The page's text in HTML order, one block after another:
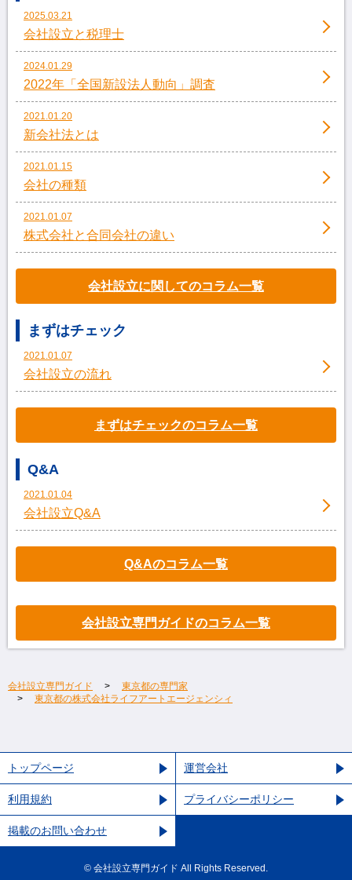
2025.03.21
会社設立と税理士
2024.01.29
2022年「全国新設法人動向」調査
2021.01.20
新会社法とは
2021.01.15
会社の種類
2021.01.07
株式会社と合同会社の違い
会社設立に関してのコラム一覧
まずはチェック
2021.01.07
会社設立の流れ
まずはチェックのコラム一覧
Q&A
2021.01.04
会社設立Q&A
Q&Aのコラム一覧
会社設立専門ガイドのコラム一覧
会社設立専門ガイド
東京都の専門家
東京都の株式会社ライフアートエージェンシィ
トップページ 運営会社
利用規約 プライバシーポリシー
掲載のお問い合わせ
©︎ 会社設立専門ガイド All Rights Reserved.